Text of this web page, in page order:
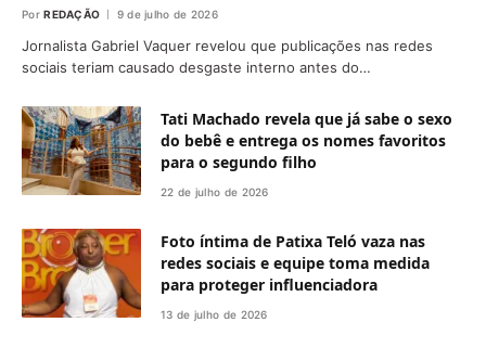
Por REDAÇÃO 9 de julho de 2026
Jornalista Gabriel Vaquer revelou que publicações nas redes
sociais teriam causado desgaste interno antes do…
Tati Machado revela que já sabe o sexo
do bebê e entrega os nomes favoritos
para o segundo filho
22 de julho de 2026
Foto íntima de Patixa Teló vaza nas
redes sociais e equipe toma medida
para proteger influenciadora
13 de julho de 2026